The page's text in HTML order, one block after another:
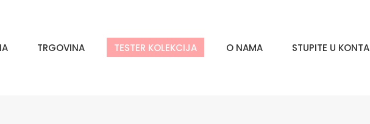
TRGOVINA TESTER KOLEKCIJA O NAMA STUPITE U